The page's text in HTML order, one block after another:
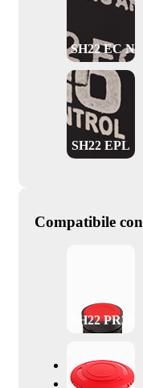
SH22 EC NO
SH22 EPL
Compatibile con
SH22 PR30